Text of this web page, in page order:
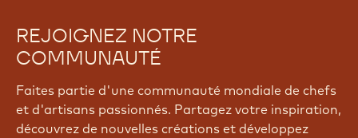
REJOIGNEZ NOTRE
COMMUNAUTÉ
Faites partie d'une communauté mondiale de chefs
et d'artisans passionnés. Partagez votre inspiration,
découvrez de nouvelles créations et développez